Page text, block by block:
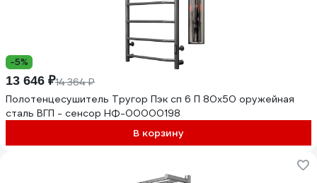
-5%
13 646 ₽14 364 ₽
Полотенцесушитель Тругор Пэк сп 6 П 80х50 оружейная
сталь ВГП - сенсор НФ-00000198
В корзину